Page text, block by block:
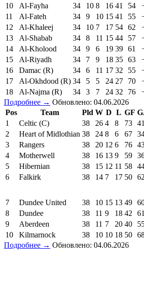
10
Al-Fayha 34 10 8 16 41 54
11
Al-Fateh 34 9 10 15 41 55
12
Al-Khaleej 34 10 7 17 54 62
13
Al-Shabab 34 8 11 15 44 57
14
Al-Kholood 34 9 6 19 39 61
15
Al-Riyadh 34 7 9 18 35 63
16
Damac (R) 34 6 11 17 32 55
17
Al-Okhdood (R) 34 5 5 24 27 70
18
Al-Najma (R) 34 3 7 24 32 76
Подробнее → Обновлено: 04.06.2026
Pos
Team Pld W D L GF
1
Celtic (C) 38 26 4 8 73 41
2
Heart of Midlothian 38 24 8 6 67
3
Rangers 38 20 12 6 76
4
Motherwell 38 16 13 9 59
5
Hibernian 38 15 12 11 58
6
Falkirk 38 14 7 17 50 62
7 Dundee United 38 10 15 13 49
8
Dundee 38 11 9 18 42 61
9
Aberdeen 38 11 7 20 40
10
Kilmarnock 38 10 10 18 50
Подробнее → Обновлено: 04.06.2026